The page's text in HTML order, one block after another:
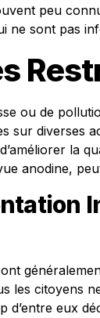
peu
ne sont pas
ou de
sur diverses
la
anodine,
les citoyens
d’entre eux